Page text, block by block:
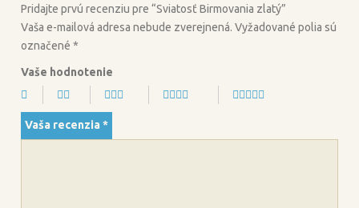
Pridajte prvú recenziu pre “Sviatosť Birmovania zlatý”
Vaša e-mailová adresa nebude zverejnená. Vyžadované polia sú
označené *
Vaše hodnotenie
Vaša recenzia *